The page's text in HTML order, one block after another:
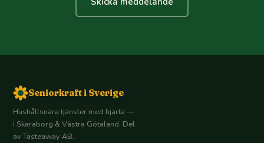
Seniorkraft i Sverige
Hushållsnära tjänster med hjärta —
i Skaraborg & Västra Götaland. Del
av Tasteaway AB.